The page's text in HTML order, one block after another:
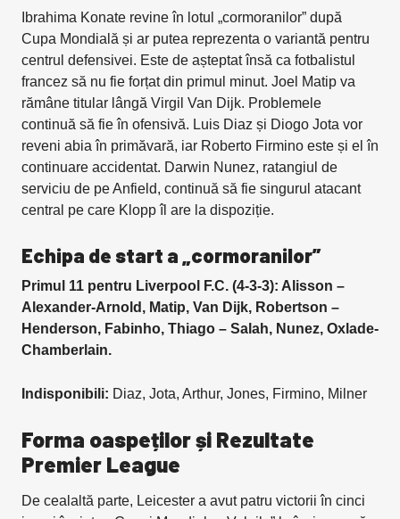
Ibrahima Konate revine în lotul „cormoranilor” după
Cupa Mondială și ar putea reprezenta o variantă pentru
centrul defensivei. Este de așteptat însă ca fotbalistul
francez să nu fie forțat din primul minut. Joel Matip va
rămâne titular lângă Virgil Van Dijk. Problemele
continuă să fie în ofensivă. Luis Diaz și Diogo Jota vor
reveni abia în primăvară, iar Roberto Firmino este și el în
continuare accidentat. Darwin Nunez, ratangiul de
serviciu de pe Anfield, continuă să fie singurul atacant
central pe care Klopp îl are la dispoziție.
Echipa de start a „cormoranilor”
Primul 11 pentru Liverpool F.C. (4-3-3): Alisson –
Alexander-Arnold, Matip, Van Dijk, Robertson –
Henderson, Fabinho, Thiago – Salah, Nunez, Oxlade-
Chamberlain.
Indisponibili: Diaz, Jota, Arthur, Jones, Firmino, Milner
Forma oaspeților și Rezultate
Premier League
De cealaltă parte, Leicester a avut patru victorii în cinci